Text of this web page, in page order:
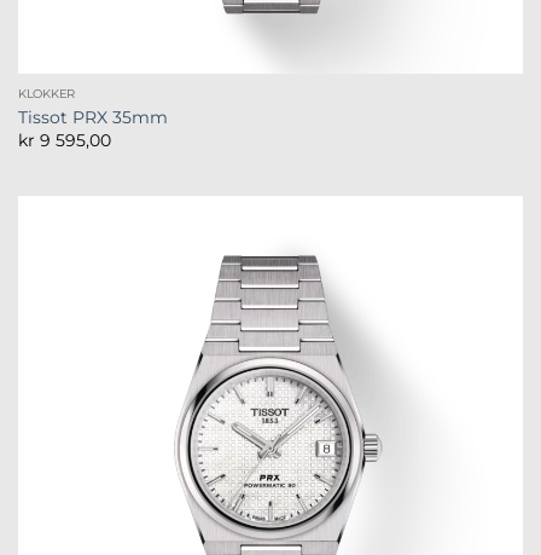
KLOKKER
Tissot PRX 35mm
kr 9 595,00